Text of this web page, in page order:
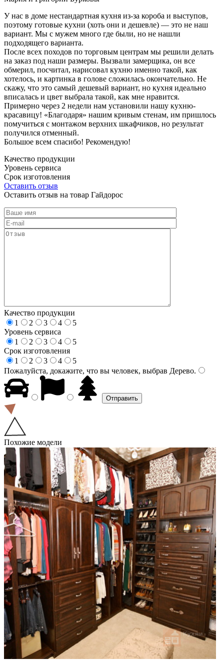
У нас в доме нестандартная кухня из-за короба и выступов,
поэтому готовые кухни (хоть они и дешевле) — это не наш
вариант. Мы с мужем много где были, но не нашли
подходящего варианта.
После всех походов по торговым центрам мы решили делать
на заказ под наши размеры. Вызвали замерщика, он все
обмерил, посчитал, нарисовал кухню именно такой, как
хотелось, и картинка в голове сложилась окончательно. Не
скажу, что это самый дешевый вариант, но кухня идеально
вписалась и цвет выбрала такой, как мне нравится.
Примерно через 2 недели нам установили нашу кухню-
красавицу! «Благодаря» нашим кривым стенам, им пришлось
помучиться с монтажом верхних шкафчиков, но результат
получился отменный.
Большое всем спасибо! Рекомендую!
Качество продукции
Уровень сервиса
Срок изготовления
Оставить отзыв
Оставить отзыв на товар Гайдорос
Качество продукции
1
2 3 4
5
Уровень сервиса
1
2 3 4
5
Срок изготовления
1
2 3 4
5
Пожалуйста, докажите, что вы человек, выбрав Дерево.
Похожие модели